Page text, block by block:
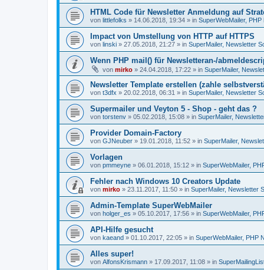
HTML Code für Newsletter Anmeldung auf
von littlefolks » 14.06.2018, 19:34 » in SuperWebMailer,
Impact von Umstellung von HTTP auf HTTPS
von linski » 27.05.2018, 21:27 » in SuperMailer, Newsletter
Wenn PHP mail() für Newsletteran-/
von mirko » 24.04.2018, 17:22 » in SuperMailer,
Newsletter Template erstellen (zahle
von t3dfx » 20.02.2018, 06:31 » in SuperMailer, Newsletter
Supermailer und Veyton 5 - Shop - geht das ?
von torstenv » 05.02.2018, 15:08 » in SuperMailer,
Provider Domain-Factory
von GJNeuber » 19.01.2018, 11:52 » in SuperMailer,
Vorlagen
von pmmeyne » 06.01.2018, 15:12 » in SuperWebMailer,
Fehler nach Windows 10 Creators Update
von mirko » 23.11.2017, 11:50 » in SuperMailer, Newsletter
Admin-Template SuperWebMailer
von holger_es » 05.10.2017, 17:56 » in SuperWebMailer,
API-Hilfe gesucht
von kaeand » 01.10.2017, 22:05 » in SuperWebMailer, PHP
Alles super!
von AlfonsKrismann » 17.09.2017, 11:08 » in